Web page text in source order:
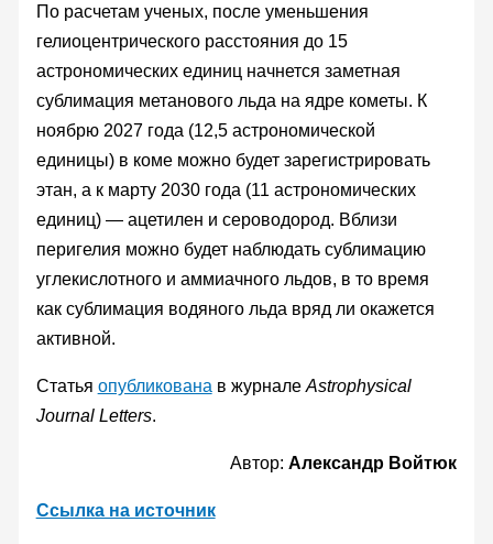
По расчетам ученых, после уменьшения
гелиоцентрического расстояния до 15
астрономических единиц начнется заметная
сублимация метанового льда на ядре кометы. К
ноябрю 2027 года (12,5 астрономической
единицы) в коме можно будет зарегистрировать
этан, а к марту 2030 года (11 астрономических
единиц) — ацетилен и сероводород. Вблизи
перигелия можно будет наблюдать сублимацию
углекислотного и аммиачного льдов, в то время
как сублимация водяного льда вряд ли окажется
активной.
Статья опубликована в журнале Astrophysical
Journal Letters.
Автор:Александр Войтюк
Ссылка на источник